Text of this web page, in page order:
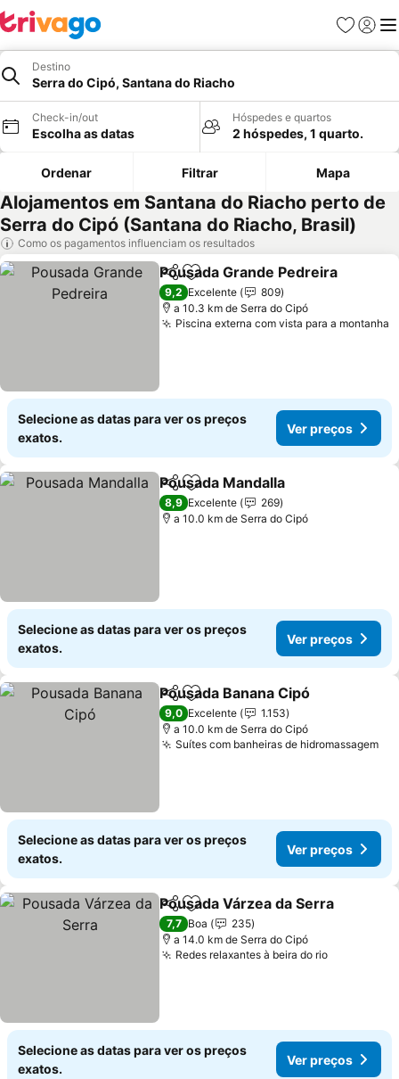
Favoritos
Iniciar
Destino
Serra do Cipó, Santana do Riacho
Check-in/out
Escolha as datas
Hóspedes e quartos
2 hóspedes, 1 quarto.
Ordenar Filtrar Mapa
Alojamentos em Santana do Riacho perto de
Serra do Cipó (Santana do Riacho, Brasil)
Como os pagamentos influenciam os resultados
PartilharAdicionar aos favoritos
Pousada Grande Pedreira
9,2 Excelente
809
a 10.3 km de Serra do Cipó
Piscina externa com vista para a montanha
Selecione as datas para ver os preços
exatos.
Ver preços
PartilharAdicionar aos favoritos
Pousada Mandalla
8,9 Excelente
269
a 10.0 km de Serra do Cipó
Selecione as datas para ver os preços
exatos.
Ver preços
PartilharAdicionar aos favoritos
Pousada Banana Cipó
9,0 Excelente
1.153
a 10.0 km de Serra do Cipó
Suítes com banheiras de hidromassagem
Selecione as datas para ver os preços
exatos.
Ver preços
PartilharAdicionar aos favoritos
Pousada Várzea da Serra
7,7 Boa
235
a 14.0 km de Serra do Cipó
Redes relaxantes à beira do rio
Selecione as datas para ver os preços
exatos.
Ver preços